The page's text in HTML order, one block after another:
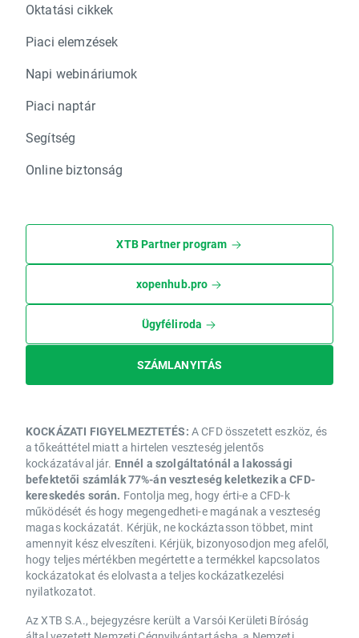
Oktatási cikkek
Piaci elemzések
Napi webináriumok
Piaci naptár
Segítség
Online biztonság
XTB Partner program
xopenhub.pro
Ügyféliroda
SZÁMLANYITÁS
KOCKÁZATI FIGYELMEZTETÉS: A CFD összetett eszköz, és
a tőkeáttétel miatt a hirtelen veszteség jelentős
kockázatával jár. Ennél a szolgáltatónál a lakossági
befektetői számlák 77%-án veszteség keletkezik a CFD-
kereskedés során. Fontolja meg, hogy érti-e a CFD-k
működését és hogy megengedheti-e magának a veszteség
magas kockázatát. Kérjük, ne kockáztasson többet, mint
amennyit kész elveszíteni. Kérjük, bizonyosodjon meg afelől,
hogy teljes mértékben megértette a termékkel kapcsolatos
kockázatokat és elolvasta a teljes kockázatkezelési
nyilatkozatot.
Az XTB S.A., bejegyzésre került a Varsói Kerületi Bíróság